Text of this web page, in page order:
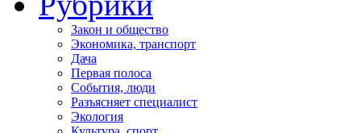
Закон и общество
Экономика, транспорт
Дача
Первая полоса
События, люди
Разъясняет специалист
Экология